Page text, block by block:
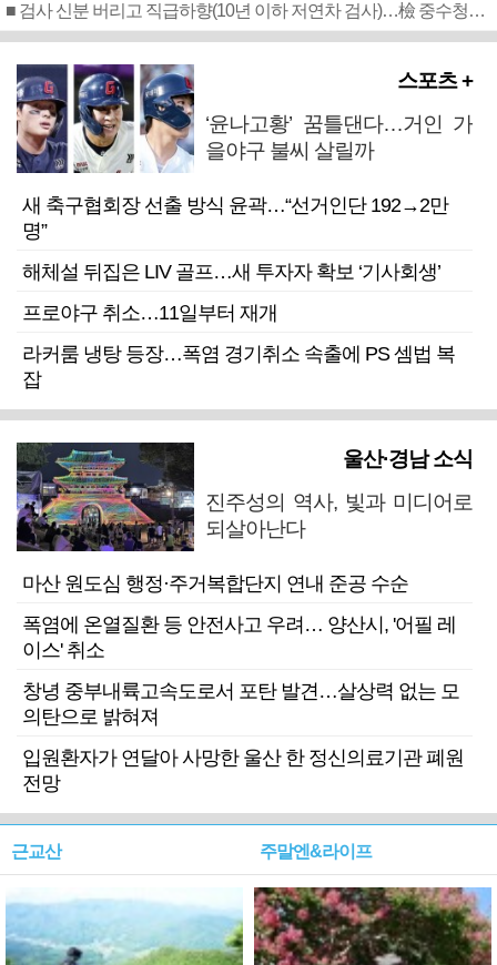
■ 검사 신분 버리고 직급하향(10년 이하 저연차 검사)…檢 중수청행 기피
스포츠 +
‘윤나고황’ 꿈틀댄다…거인 가
을야구 불씨 살릴까
새 축구협회장 선출 방식 윤곽…“선거인단 192→2만
명”
해체설 뒤집은 LIV 골프…새 투자자 확보 ‘기사회생’
프로야구 취소…11일부터 재개
라커룸 냉탕 등장…폭염 경기취소 속출에 PS 셈법 복
잡
울산·경남 소식
진주성의 역사, 빛과 미디어로
되살아난다
마산 원도심 행정·주거복합단지 연내 준공 수순
폭염에 온열질환 등 안전사고 우려… 양산시, '어필 레
이스' 취소
창녕 중부내륙고속도로서 포탄 발견…살상력 없는 모
의탄으로 밝혀져
입원환자가 연달아 사망한 울산 한 정신의료기관 폐원
전망
근교산 주말엔&라이프